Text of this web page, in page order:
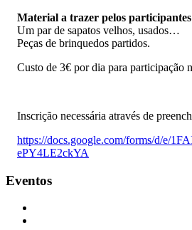
Material a trazer pelos
Um par de sapatos velhos, usados…
Peças de brinquedos partidos.
Custo de 3€ por dia para participação
Inscrição necessária através de
https://docs.google.com/forms/d/e/
ePY4LE2ckYA
Eventos